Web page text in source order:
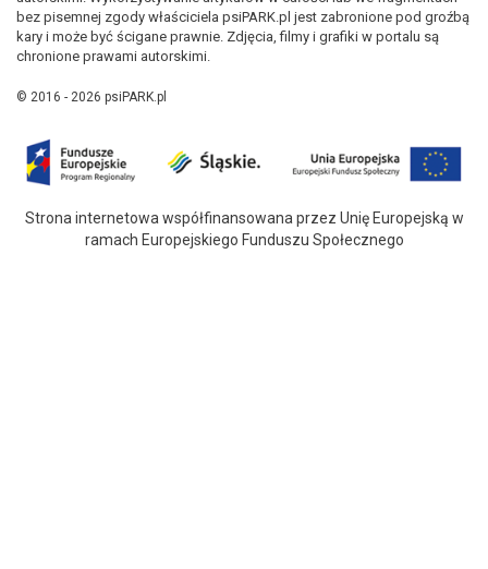
bez pisemnej zgody właściciela psiPARK.pl jest zabronione pod groźbą
kary i może być ścigane prawnie. Zdjęcia, filmy i grafiki w portalu są
chronione prawami autorskimi.
© 2016 - 2026 psiPARK.pl
Strona internetowa współfinansowana przez Unię Europejską w
ramach Europejskiego Funduszu Społecznego